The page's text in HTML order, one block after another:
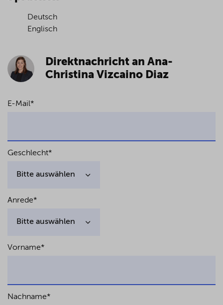
Deutsch
Englisch
Direktnachricht an Ana-
Christina Vizcaino Diaz
E-Mail*
Geschlecht*
Anrede*
Vorname*
Nachname*